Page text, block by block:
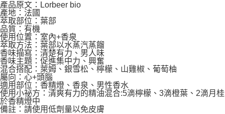
Google Pay
ATM付款
運送方式
全家取貨付款
每筆NT$80，滿NT$999(含以上)免運費
全家純取貨 (先付款
產品原文：Lorbeer bio
產地：法國
萃取部位：葉部
品質：有機
使用位置：室內+香泉
萃取方法：葉部以水蒸汽蒸餾
香味描寫：清楚有力、男人味
香味主題：促進集中力、興奮
混合搭配：萊姆、銀雪松、檸檬、山雞椒、葡萄柚
屬向：心+頭腦
適用部位：香精燈、香泉、男性香水
使用小祕方：清爽有力的精油混合:5滴檸檬、3滴橙葉、2滴月桂
於香精燈中
備註：請使用低劑量以免皮膚